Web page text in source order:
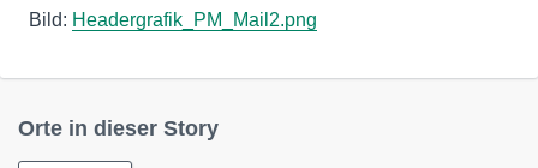
Bild: Headergrafik_PM_Mail2.png
Orte in dieser Story